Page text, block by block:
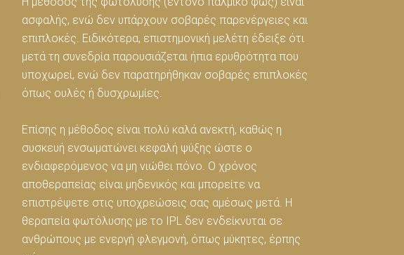
ασφαλής, ενώ δεν υπάρχουν σοβαρές παρενέργειες και
επιπλοκές. Ειδικότερα, επιστημονική μελέτη έδειξε ότι
μετά τη συνεδρία παρουσιάζεται ήπια ερυθρότητα που
υποχωρεί, ενώ δεν παρατηρήθηκαν σοβαρές επιπλοκές
όπως ουλές ή δυσχρωμίες.
Επίσης η μέθοδος είναι πολύ καλά ανεκτή, καθώς η
συσκευή ενσωματώνει κεφαλή ψύξης ώστε ο
ενδιαφερόμενος να μη νιώθει πόνο. Ο χρόνος
αποθεραπείας είναι μηδενικός και μπορείτε να
επιστρέψετε στις υποχρεώσεις σας αμέσως μετά. Η
θεραπεία φωτόλυσης με το IPL δεν ενδείκνυται σε
ανθρώπους με ενεργή φλεγμονή, όπως μύκητες, έρπης